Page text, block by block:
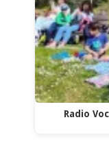
Radio